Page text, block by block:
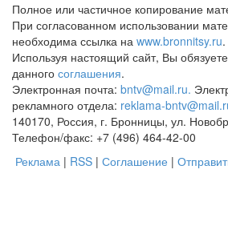
Полное или частичное копирование
При согласованном использовании
необходима ссылка на www.bronnitsy.ru.
Используя настоящий сайт, Вы
данного соглашения.
Электронная почта: bntv@mail.ru.
рекламного отдела: reklama-
140170, Россия, г. Бронницы, ул.
Телефон/факс: +7 (496) 464-42-00
Реклама | RSS | Соглашение |